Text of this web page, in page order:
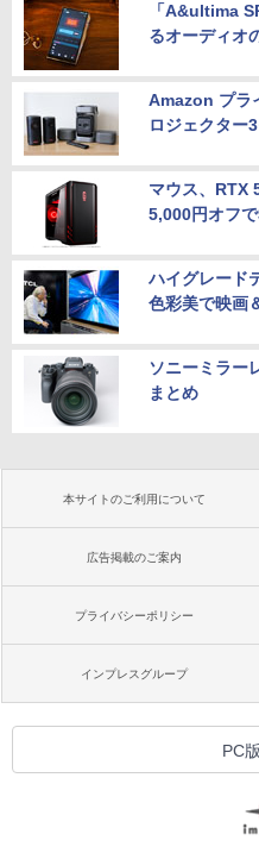
「A&ultima
るオーディオ
Amazon プラ
ロジェクター
マウス、RTX
5,000円オフで
ハイグレード
色彩美で映画
ソニーミラー
まとめ
本サイトのご利用について
広告掲載のご案内
プライバシーポリシー
インプレスグループ
PC